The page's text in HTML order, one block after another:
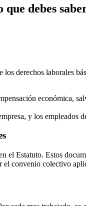
debes
derechos laborales
económica,
y los empleados
el Estatuto. Estos
convenio colectivo